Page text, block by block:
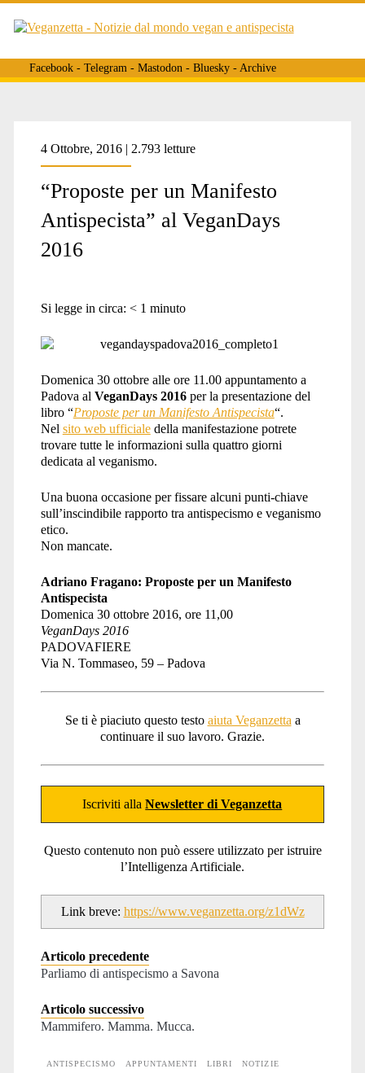
Facebook- Telegram- Mastodon- Bluesky- Archive
4 Ottobre, 2016 | 2.793 letture
“Proposte per un Manifesto
Antispecista” al VeganDays
2016
Si legge in circa: < 1 minuto
Domenica 30 ottobre alle ore 11.00 appuntamento a
Padova al VeganDays 2016per la presentazione del
libro “Proposte per un Manifesto Antispecista“.
Nel sito web ufficialedella manifestazione potrete
trovare tutte le informazioni sulla quattro giorni
dedicata al veganismo.
Una buona occasione per fissare alcuni punti-chiave
sull’inscindibile rapporto tra antispecismo e veganismo
etico.
Non mancate.
Adriano Fragano: Proposte per un Manifesto
Antispecista
Domenica 30 ottobre 2016, ore 11,00
VeganDays 2016
PADOVAFIERE
Via N. Tommaseo, 59 – Padova
Se ti è piaciuto questo testo aiuta Veganzetta a
continuare il suo lavoro. Grazie.
Iscriviti allaNewsletter di Veganzetta
Questo contenuto non può essere utilizzato per istruire
l’Intelligenza Artificiale.
Link breve: https://www.veganzetta.org/z1dWz
Articolo precedente
Parliamo di antispecismo a Savona
Articolo successivo
Mammifero. Mamma. Mucca.
ANTISPECISMO APPUNTAMENTI LIBRI
NOTIZIE